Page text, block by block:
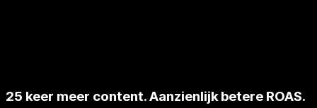
25 keer meer content. Aanzienlijk betere ROAS.